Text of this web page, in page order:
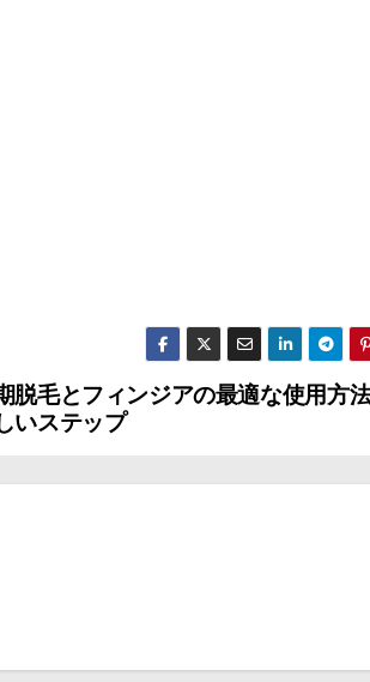
脱毛とフィンジアの最適な使用方
いステップ